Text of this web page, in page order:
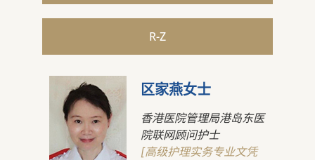
R-Z
区家燕女士
香港医院管理局港岛东医
院联网顾问护士
[高级护理实务专业文凭